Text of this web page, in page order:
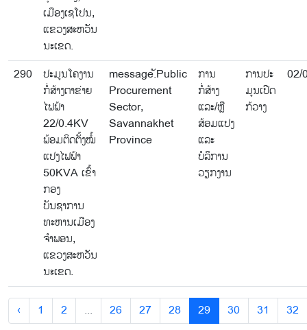
ເມືອງເຊໂປນ,
ແຂວງສະຫວັນ
ນະເຂດ.
290
ປະມູນໂຄງານ
ກໍ່ສ້າງຕາຂ່າຍ
ໄຟຟ້າ
22/0.4KV
ພ້ອມຕິດຕັ້ງໝໍ້
ແປງໄຟຟ້າ
50KVA ເຂົ້າ
ກອງ
ບັນຊາການ
ທະຫານເມືອງ
ຈຳພອນ,
ແຂວງສະຫວັນ
ນະເຂດ.
message.ັPublic
Procurement
Sector,
Savannakhet
Province
ການ
ກໍ່ສ້າງ
ແລະ/ຫຼື
ສ້ອມແປງ
ແລະ
ບໍລິການ
ວຽກງານ
ການປະ
ມູນເປີດ
ກ້ວາງ
02/
‹ 1 2 ... 26 27 28 29 30 31 32